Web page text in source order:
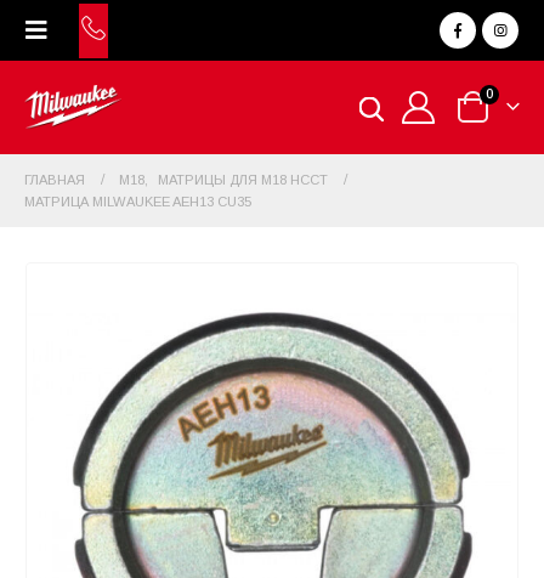
0
ГЛАВНАЯ M18
МАТРИЦЫ ДЛЯ M18 HCCT
МАТРИЦА MILWAUKEE AEH13 CU35